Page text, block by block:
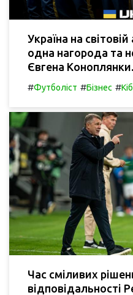
Україна на
одна нагорода та
Євгена Коноплянки.
#Футболіст #Бізнес #
Час сміливих
відповідальності